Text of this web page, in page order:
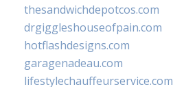
thesandwichdepotcos.com
drgiggleshouseofpain.com
hotflashdesigns.com
garagenadeau.com
lifestylechauffeurservice.com